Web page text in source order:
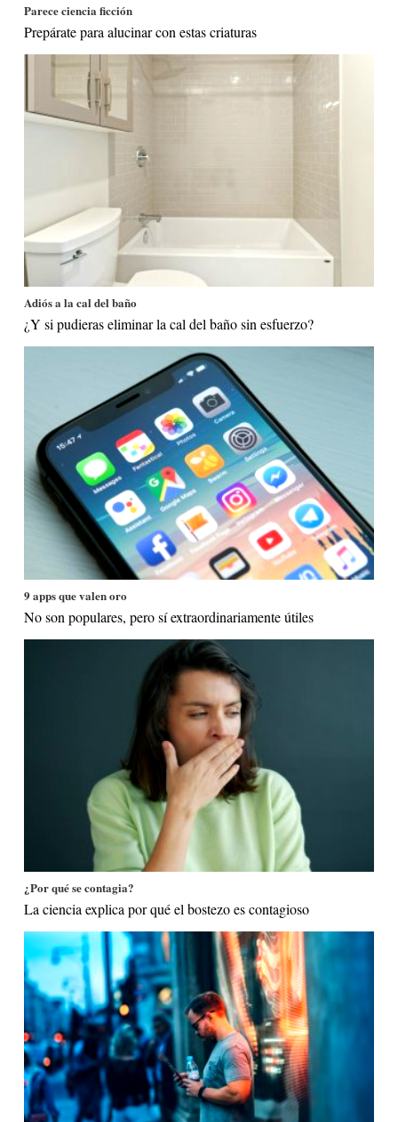
Parece ciencia ficción
Prepárate para alucinar con estas criaturas
Adiós a la cal del baño
¿Y si pudieras eliminar la cal del baño sin esfuerzo?
9 apps que valen oro
No son populares, pero sí extraordinariamente útiles
¿Por qué se contagia?
La ciencia explica por qué el bostezo es contagioso